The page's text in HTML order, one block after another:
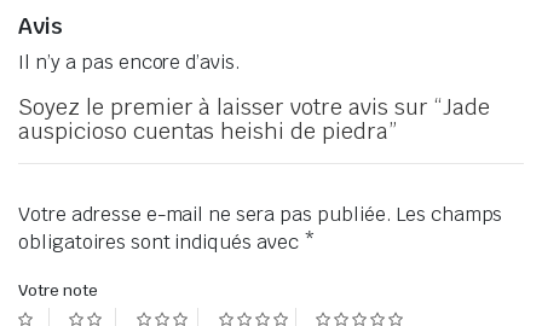
Avis
Il n’y a pas encore d’avis.
Soyez le premier à laisser votre avis sur “Jade
auspicioso cuentas heishi de piedra”
Votre adresse e-mail ne sera pas publiée. Les champs
obligatoires sont indiqués avec *
Votre note